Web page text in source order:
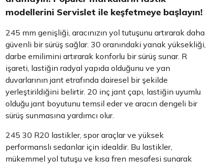
modellerini Servislet ile keşfetmeye başlayın!
245 mm genişliği, aracınızın yol tutuşunu artırarak daha
güvenli bir sürüş sağlar. 30 oranındaki yanak yüksekliği,
darbe emilimini artırarak konforlu bir sürüş sunar. R
işareti, lastiğin radyal yapıda olduğunu ve yan
duvarlarının jant etrafında dairesel bir şekilde
yerleştirildiğini belirtir. 20 inç jant çapı, lastiğin uyumlu
olduğu jant boyutunu temsil eder ve aracın dengeli bir
sürüş sunmasına yardımcı olur.
245 30 R20 lastikler, spor araçlar ve yüksek
performanslı sedanlar için idealdir. Bu lastikler,
mükemmel yol tutuşu ve kısa fren mesafesi sunarak